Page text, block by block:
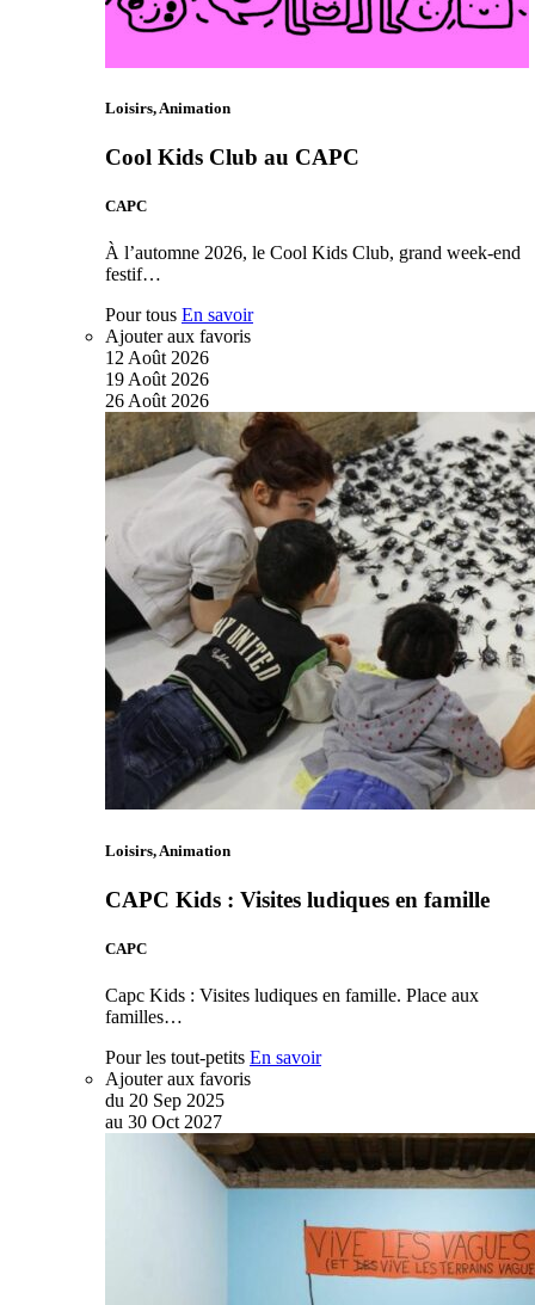
Loisirs, Animation
Cool Kids Club au CAPC
CAPC
À l’automne 2026, le Cool Kids Club, grand week-end
festif…
Pour tous En savoir
Ajouter aux favoris
12Août 2026
19Août 2026
26Août 2026
Loisirs, Animation
CAPC Kids : Visites ludiques en famille
CAPC
Capc Kids : Visites ludiques en famille. Place aux
familles…
Pour les tout-petits En savoir
Ajouter aux favoris
du 20 Sep 2025
au 30 Oct 2027